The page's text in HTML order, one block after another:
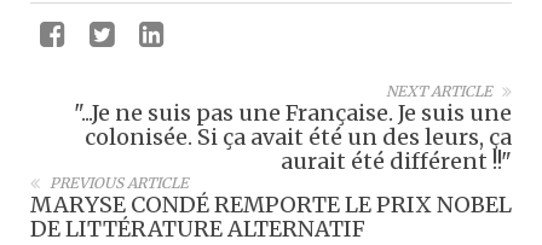
NEXT ARTICLE
"...Je ne suis pas une Française. Je suis une
colonisée. Si ça avait été un des leurs, ça
aurait été différent !!"
PREVIOUS ARTICLE
MARYSE CONDÉ REMPORTE LE PRIX NOBEL
DE LITTÉRATURE ALTERNATIF